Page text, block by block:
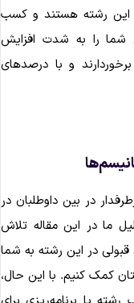
رشته هستند و کسب
را به شدت افزایش
و با درصدهای
در بین داوطلبان در
ما در این مقاله تلاش
قبولی در این رشته به شما
کمک کنیم. با این حال،